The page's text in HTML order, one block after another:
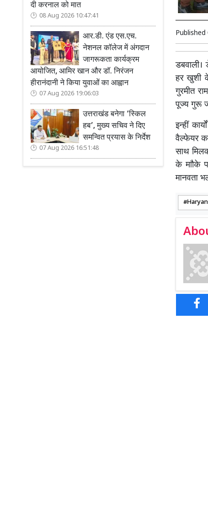
दी करनाल को मात
08 Aug 2026 10:47:41
आर.डी. एंड एस.एच.
नेशनल कॉलेज में अंगदान
जागरूकता कार्यक्रम
आयोजित, आमिर खान और डॉ. निरंजन
हीरानंदानी ने किया युवाओं का आह्वान
07 Aug 2026 19:06:03
उत्तराखंड बनेगा ‘स्किल
हब’, मुख्य सचिव ने दिए
समन्वित प्रयास के निर्देश
07 Aug 2026 16:51:48
Published
डबवाली।
हर खुशी
गुरमीत
पूज्य गुरू
इन्हीं
वैल्फेयर
साथ
के माौके
मानवता